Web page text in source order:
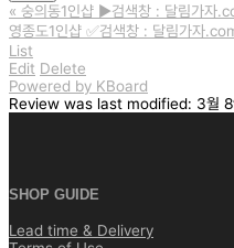
« 숭의동1인샵 ▶️검색창 : 달림가자
영종도1인샵 ✅검색창 : 달림가자
List
Edit Delete
Powered by KBoard
Review was last modified: 3월
SHOP GUIDE
Lead time & Delivery